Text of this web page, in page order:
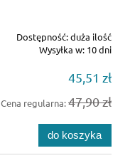
Dostępność:duża ilość
Wysyłka w: 10 dni
45,51 zł
Cena regularna:47,90 zł
do koszyka